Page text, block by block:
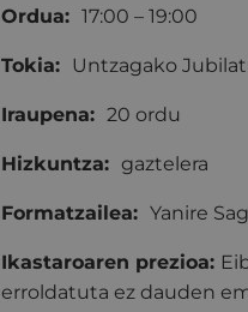
Ordua: 17:00 – 19:00
Tokia: Untzagako
Iraupena: 20 ordu
Hizkuntza: gaztelera
Formatzailea: Yanire
Ikastaroaren prezioa:
erroldatuta ez dauden